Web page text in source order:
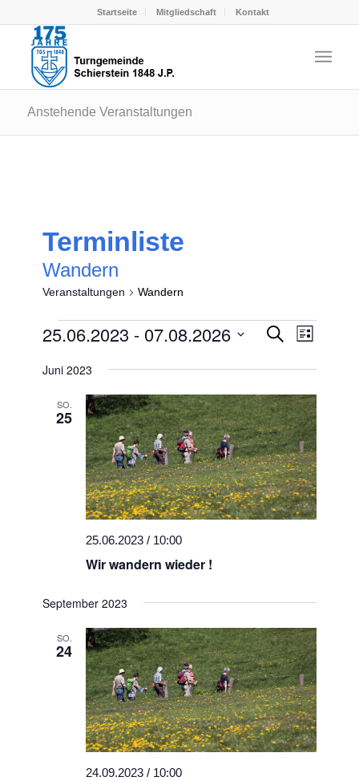
Startseite Mitgliedschaft Kontakt
Anstehende Veranstaltungen
Terminliste
Wandern
Veranstaltungen Wandern
Veranstaltungen Suche
Liste
25.06.2023 - 07.08.2026
wählen.
Juni 2023
SO.
25
Wir wandern wieder !
25.06.2023 / 10:00
September 2023
SO.
24
24.09.2023 / 10:00